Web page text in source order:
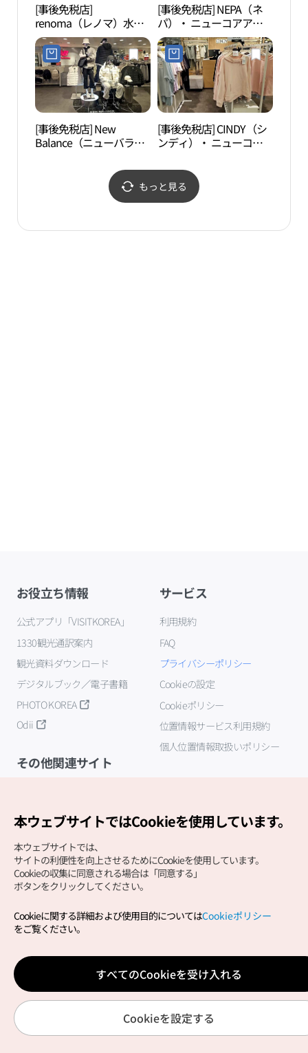
[事後免税店]
renoma（レノマ）水
着・ ニューコアアウト
レットピョンチョン（坪
村）店(레노마수영복 뉴
코아아울렛 평촌점)
[事後免税店] NEPA（ネ
パ）・ ニューコアアウ
トレットピョンチョン
（坪村）店(네파 뉴코아
아울렛 평촌점)
[事後免税店] New
Balance（ニューバラン
トレットピョンチョン
（坪村）店(뉴발란스 뉴
코아아울렛 평촌점)
[事後免税店] CINDY（シ
ンディ）・ ニューコア
ン（坪村）店(신디 뉴코
아아울렛 평촌점)
もっと見る
お役立ち情報
公式アプリ「VISITKOREA」
1330観光通訳案内
観光資料ダウンロード
デジタルブック／電子書籍
PHOTO KOREA
Odii
サービス
利用規約
FAQ
プライバシーポリシー
Cookieの設定
Cookieポリシー
位置情報サービス利用規約
個人位置情報取扱いポリシー
その他関連サイト
Copyright (c) Korea Tourism Organization All Rights
サイトエラー報告公式メール
japanese@knto.or.kr
本ウェブサイトではCookieを使用しています。
本ウェブサイトでは、
サイトの利便性を向上させるためにCookieを使用しています。
Cookieの収集に同意される場合は「同意する」
ボタンをクリックしてください。
Cookieに関する詳細および使用目的についてはCookieポリシー
をご覧ください。
すべてのCookieを受け入れる
Cookieを設定する